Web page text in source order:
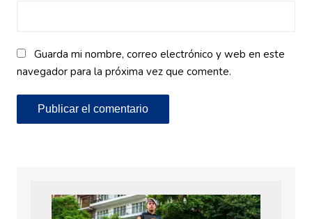
Guarda mi nombre, correo electrónico y web en este
navegador para la próxima vez que comente.